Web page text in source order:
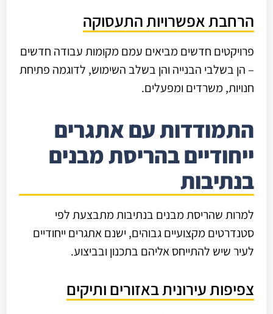
הרחבת אפשרויות התעסוקה
פרויקטים חדשים מביאים עמם מקומות עבודה חדשים
– הן בשלבי הבנייה והן בשלב השימוש, לדוגמה פתיחת
חנויות, משרדים ומפעלים.
התמודדות עם אתגרים
ייחודיים בהריסת מבנים
בנתיבות
למרות שהריסת מבנים בנתיבות מתבצעת לפי
סטנדרטים מקצועיים גבוהים, ישנם אתגרים ייחודיים
לעיר שיש להתייחס אליהם בתכנון ובביצוע.
צפיפות עירונית באזורים ותיקים